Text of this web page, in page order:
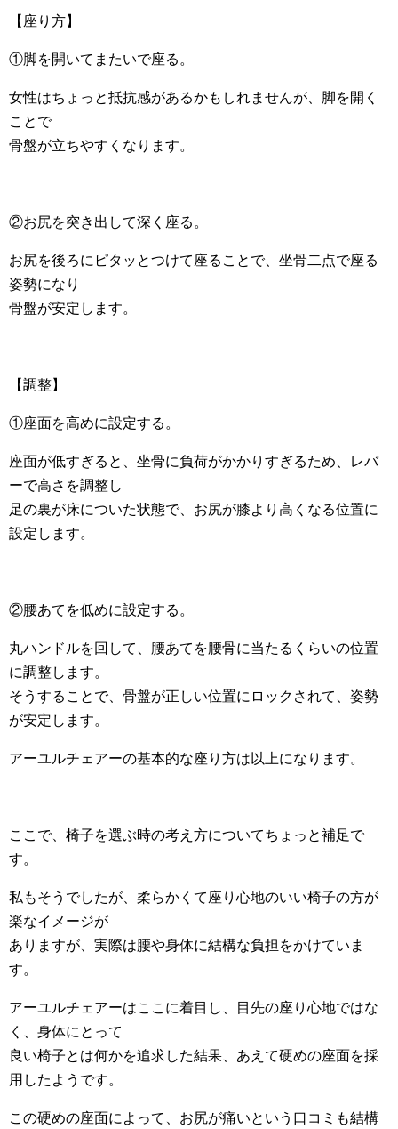
【座り方】
①脚を開いてまたいで座る。
女性はちょっと抵抗感があるかもしれませんが、脚を開く
ことで
骨盤が立ちやすくなります。
②お尻を突き出して深く座る。
お尻を後ろにピタッとつけて座ることで、坐骨二点で座る
姿勢になり
骨盤が安定します。
【調整】
①座面を高めに設定する。
座面が低すぎると、坐骨に負荷がかかりすぎるため、レバ
ーで高さを調整し
足の裏が床についた状態で、お尻が膝より高くなる位置に
設定します。
②腰あてを低めに設定する。
丸ハンドルを回して、腰あてを腰骨に当たるくらいの位置
に調整します。
そうすることで、骨盤が正しい位置にロックされて、姿勢
が安定します。
アーユルチェアーの基本的な座り方は以上になります。
ここで、椅子を選ぶ時の考え方についてちょっと補足で
す。
私もそうでしたが、柔らかくて座り心地のいい椅子の方が
楽なイメージが
ありますが、実際は腰や身体に結構な負担をかけていま
す。
アーユルチェアーはここに着目し、目先の座り心地ではな
く、身体にとって
良い椅子とは何かを追求した結果、あえて硬めの座面を採
用したようです。
この硬めの座面によって、お尻が痛いという口コミも結構